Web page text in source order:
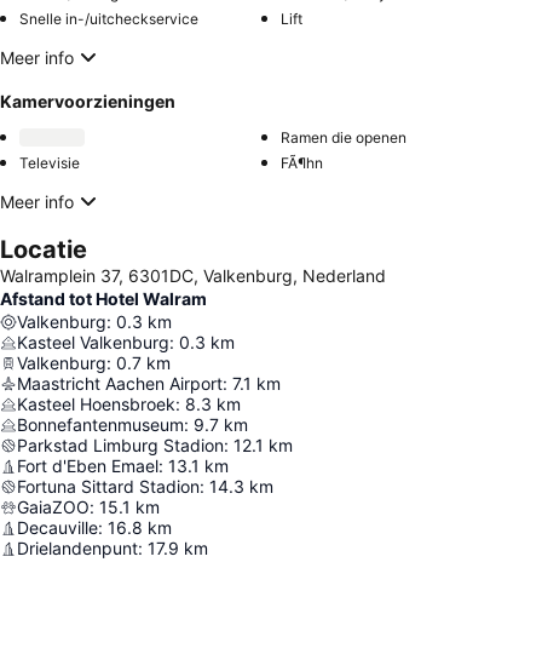
Snelle in-/uitcheckservice
Lift
Meer info
Kamervoorzieningen
Ramen die openen
Televisie
FÃ¶hn
Meer info
Locatie
Walramplein 37, 6301DC, Valkenburg, Nederland
Afstand tot Hotel Walram
Valkenburg: 0.3 km
Kasteel Valkenburg: 0.3 km
Valkenburg: 0.7 km
Maastricht Aachen Airport: 7.1 km
Kasteel Hoensbroek: 8.3 km
Bonnefantenmuseum: 9.7 km
Parkstad Limburg Stadion: 12.1 km
Fort d'Eben Emael: 13.1 km
Fortuna Sittard Stadion: 14.3 km
GaiaZOO: 15.1 km
Decauville: 16.8 km
Drielandenpunt: 17.9 km